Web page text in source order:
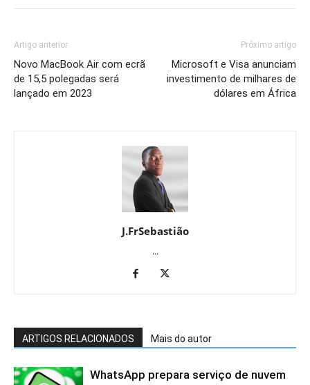
Artigo anterior
Novo MacBook Air com ecrã
de 15,5 polegadas será
lançado em 2023
Próximo artigo
Microsoft e Visa anunciam
investimento de milhares de
dólares em África
J.FrSebastião
...
ARTIGOS RELACIONADOS Mais do autor
WhatsApp prepara serviço de nuvem